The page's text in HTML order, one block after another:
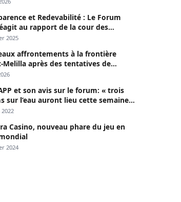
et Redevabilité : Le Forum
au rapport de la cour des
2025
affrontements à la frontière
Melilla après des tentatives de
et son avis sur le forum: « trois
sur l’eau auront lieu cette semaine à
»
2022
Casino, nouveau phare du jeu en
2024